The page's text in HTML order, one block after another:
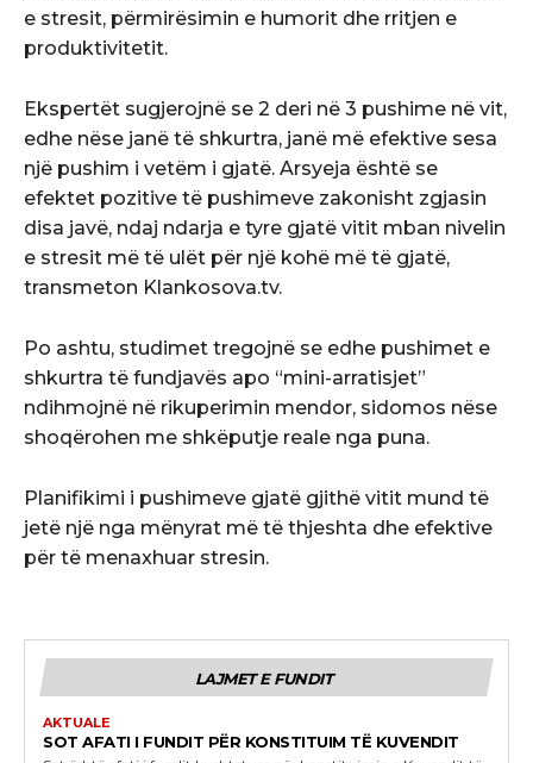
e stresit, përmirësimin e humorit dhe rritjen e
produktivitetit.
Ekspertët sugjerojnë se 2 deri në 3 pushime në vit,
edhe nëse janë të shkurtra, janë më efektive sesa
një pushim i vetëm i gjatë. Arsyeja është se
efektet pozitive të pushimeve zakonisht zgjasin
disa javë, ndaj ndarja e tyre gjatë vitit mban nivelin
e stresit më të ulët për një kohë më të gjatë,
transmeton Klankosova.tv.
Po ashtu, studimet tregojnë se edhe pushimet e
shkurtra të fundjavës apo “mini-arratisjet”
ndihmojnë në rikuperimin mendor, sidomos nëse
shoqërohen me shkëputje reale nga puna.
Planifikimi i pushimeve gjatë gjithë vitit mund të
jetë një nga mënyrat më të thjeshta dhe efektive
për të menaxhuar stresin.
LAJMET E FUNDIT
AKTUALE
SOT AFATI I FUNDIT PËR KONSTITUIM TË KUVENDIT